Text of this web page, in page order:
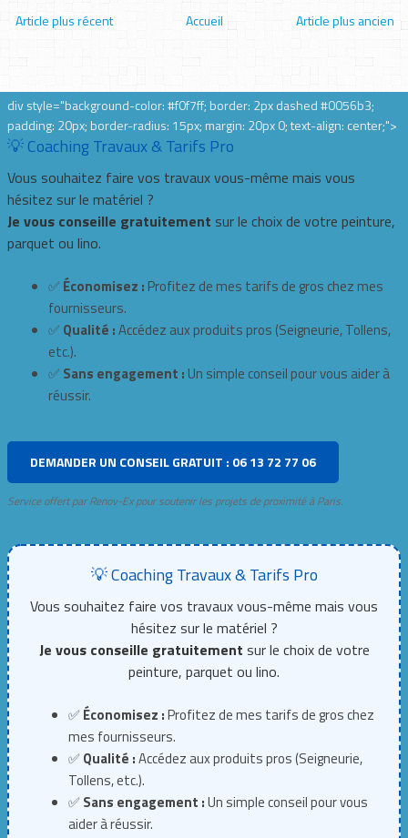
Article plus récent Article plus ancien
Accueil
div style="background-color: #f0f7ff; border: 2px dashed #0056b3;
padding: 20px; border-radius: 15px; margin: 20px 0; text-align: center;">
💡 Coaching Travaux & Tarifs Pro
Vous souhaitez faire vos travaux vous-même mais vous
hésitez sur le matériel ?
Je vous conseille gratuitement sur le choix de votre peinture,
parquet ou lino.
✅ Économisez : Profitez de mes tarifs de gros chez mes
fournisseurs.
✅ Qualité :Accédez aux produits pros (Seigneurie, Tollens,
etc.).
✅ Sans engagement : Un simple conseil pour vous aider à
réussir.
DEMANDER UN CONSEIL GRATUIT : 06 13 72 77 06
Service offert par Renov-Ex pour soutenir les projets de proximité à Paris.
💡 Coaching Travaux & Tarifs Pro
Vous souhaitez faire vos travaux vous-même mais vous
hésitez sur le matériel ?
Je vous conseille gratuitement sur le choix de votre
peinture, parquet ou lino.
✅Économisez :Profitez de mes tarifs de gros chez
mes fournisseurs.
✅Qualité :Accédez aux produits pros (Seigneurie,
Tollens, etc.).
✅Sans engagement :Un simple conseil pour vous
aider à réussir.